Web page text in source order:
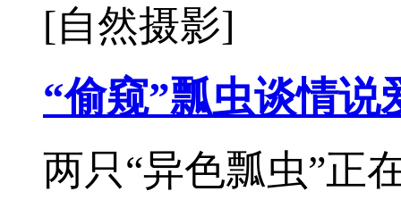
[自然摄影]
“偷窥”瓢虫谈情说
两只“异色瓢虫”正